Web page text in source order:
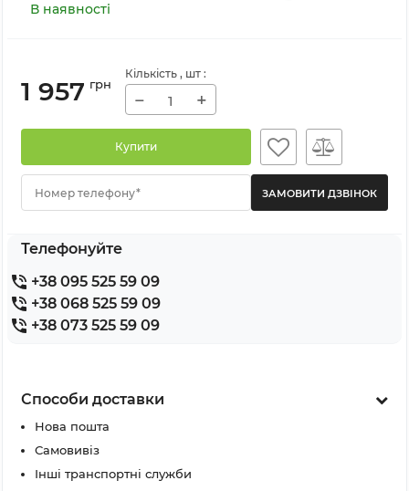
В наявності
1 957 грн
Кількість , шт :
− +
Купити
Номер телефону*
Телефонуйте
+38 095 525 59 09
+38 068 525 59 09
+38 073 525 59 09
Способи доставки
Нова пошта
Самовивіз
Інші транспортні служби